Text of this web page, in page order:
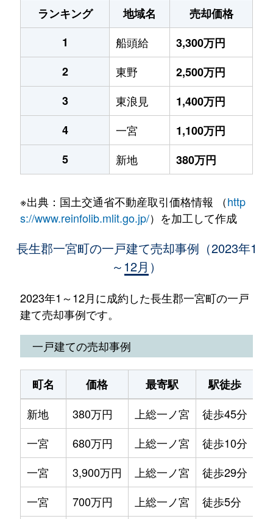
ランキング
地域名
売却価格
1
船頭給
3,300万円
2
東野
2,500万円
3
東浪見
1,400万円
4
一宮
1,100万円
5
新地 380万円
※出典：国土交通省不動産取引価格情報 （http
s://www.reinfolib.mlit.go.jp/）を加工して作成
長生郡一宮町の一戸建て売却事例（2023年1
～12月）
2023年1～12月に成約した長生郡一宮町の一戸
建て売却事例です。
一戸建ての売却事例
町名 価格 最寄駅 駅徒歩
新地
380万円 上総一ノ宮 徒歩45分
一宮
680万円 上総一ノ宮 徒歩10分
一宮
3,900万円 上総一ノ宮 徒歩29分
一宮
700万円 上総一ノ宮 徒歩5分